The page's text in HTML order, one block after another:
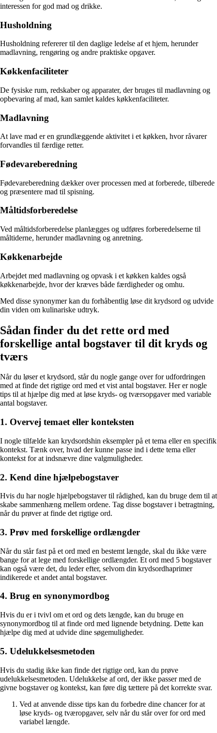
interessen for god mad og drikke.
Husholdning
Husholdning refererer til den daglige ledelse af et hjem, herunder
madlavning, rengøring og andre praktiske opgaver.
Køkkenfaciliteter
De fysiske rum, redskaber og apparater, der bruges til madlavning og
opbevaring af mad, kan samlet kaldes køkkenfaciliteter.
Madlavning
At lave mad er en grundlæggende aktivitet i et køkken, hvor råvarer
forvandles til færdige retter.
Fødevareberedning
Fødevareberedning dækker over processen med at forberede, tilberede
og præsentere mad til spisning.
Måltidsforberedelse
Ved måltidsforberedelse planlægges og udføres forberedelserne til
måltiderne, herunder madlavning og anretning.
Køkkenarbejde
Arbejdet med madlavning og opvask i et køkken kaldes også
køkkenarbejde, hvor der kræves både færdigheder og omhu.
Med disse synonymer kan du forhåbentlig løse dit krydsord og udvide
din viden om kulinariske udtryk.
Sådan finder du det rette ord med
forskellige antal bogstaver til dit kryds og
tværs
Når du løser et krydsord, står du nogle gange over for udfordringen
med at finde det rigtige ord med et vist antal bogstaver. Her er nogle
tips til at hjælpe dig med at løse kryds- og tværsopgaver med variable
antal bogstaver.
1. Overvej temaet eller konteksten
I nogle tilfælde kan krydsordshin eksempler på et tema eller en specifik
kontekst. Tænk over, hvad der kunne passe ind i dette tema eller
kontekst for at indsnævre dine valgmuligheder.
2. Kend dine hjælpebogstaver
Hvis du har nogle hjælpebogstaver til rådighed, kan du bruge dem til at
skabe sammenhæng mellem ordene. Tag disse bogstaver i betragtning,
når du prøver at finde det rigtige ord.
3. Prøv med forskellige ordlængder
Når du står fast på et ord med en bestemt længde, skal du ikke være
bange for at lege med forskellige ordlængder. Et ord med 5 bogstaver
kan også være det, du leder efter, selvom din krydsordhaprimer
indikerede et andet antal bogstaver.
4. Brug en synonymordbog
Hvis du er i tvivl om et ord og dets længde, kan du bruge en
synonymordbog til at finde ord med lignende betydning. Dette kan
hjælpe dig med at udvide dine søgemuligheder.
5. Udelukkelsesmetoden
Hvis du stadig ikke kan finde det rigtige ord, kan du prøve
udelukkelsesmetoden. Udelukkelse af ord, der ikke passer med de
givne bogstaver og kontekst, kan føre dig tættere på det korrekte svar.
Ved at anvende disse tips kan du forbedre dine chancer for at
løse kryds- og tværopgaver, selv når du står over for ord med
variabel længde.